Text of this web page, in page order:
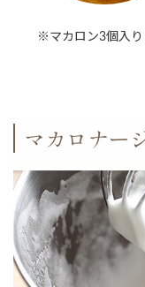
※マカロン3個入り
マカロナー